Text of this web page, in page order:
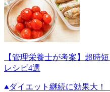
【管理栄養士が考案】超時
レシピ4選
ダイエット継続に効果大！